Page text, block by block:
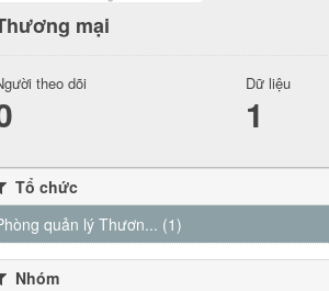
mại
theo dõi Dữ liệu
1
Tổ chức
quản lý Thươn... (1)
Nhóm